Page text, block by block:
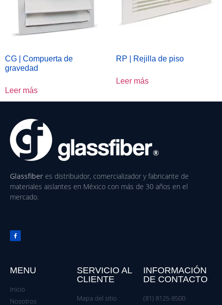
CG | Compuerta de
gravedad
Leer más
RP | Rejilla de piso
Leer más
Glassfiber es distribuidor, comercializador y fabricante de
materiales aislantes en México con más de 30 años en el
mercado.
MENU
Inicio
Nosotros
SERVICIO AL
CLIENTE
Mapa del sitio
INFORMACIÓN
DE CONTACTO
(81) 8125-8500